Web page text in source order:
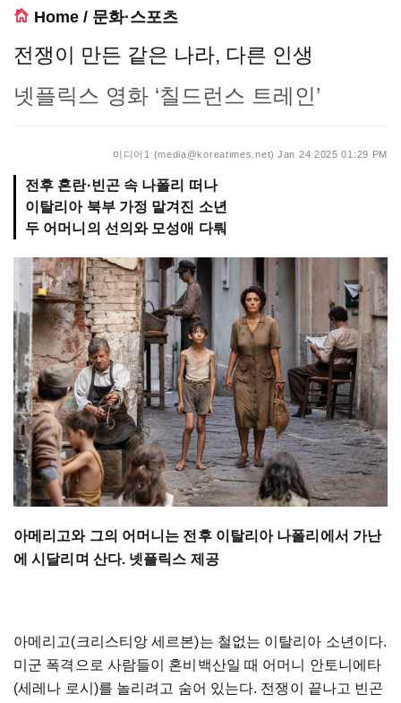
Home / 문화·스포츠
전쟁이 만든 같은 나라, 다른 인생
넷플릭스 영화 ‘칠드런스 트레인’
미디어1 (media@koreatimes.net) Jan 24 2025 01:29 PM
전후 혼란·빈곤 속 나폴리 떠나
이탈리아 북부 가정 맡겨진 소년
두 어머니의 선의와 모성애 다뤄
아메리고와 그의 어머니는 전후 이탈리아 나폴리에서 가난
에 시달리며 산다. 넷플릭스 제공
아메리고(크리스티앙 세르본)는 철없는 이탈리아 소년이다.
미군 폭격으로 사람들이 혼비백산일 때 어머니 안토니에타
(세레나 로시)를 놀리려고 숨어 있는다. 전쟁이 끝나고 빈곤